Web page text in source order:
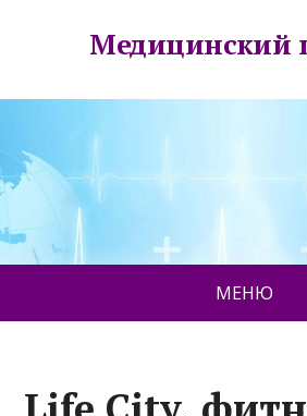
Медицинский
МЕНЮ